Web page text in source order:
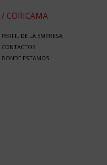
/ CORICAMA
PERFIL DE LA EMPRESA
CONTACTOS
DONDE ESTAMOS